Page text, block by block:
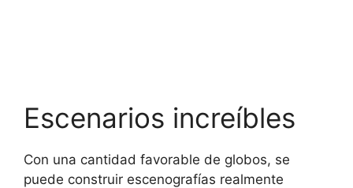
Escenarios increíbles
Con una cantidad favorable de globos, se
puede construir escenografías realmente